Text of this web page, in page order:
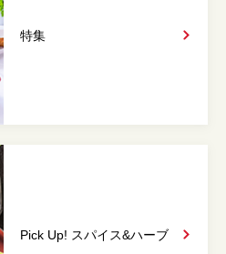
特集
Pick Up! スパイス&ハーブ